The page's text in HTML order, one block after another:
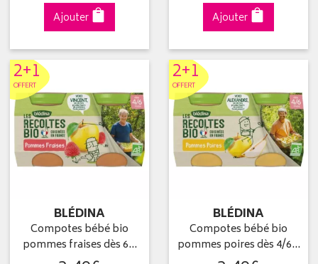
Ajouter Ajouter
2+1
OFFERT
BLÉDINA
Compotes bébé bio
pommes fraises dès 6…
2+1
OFFERT
BLÉDINA
Compotes bébé bio
pommes poires dès 4/6…